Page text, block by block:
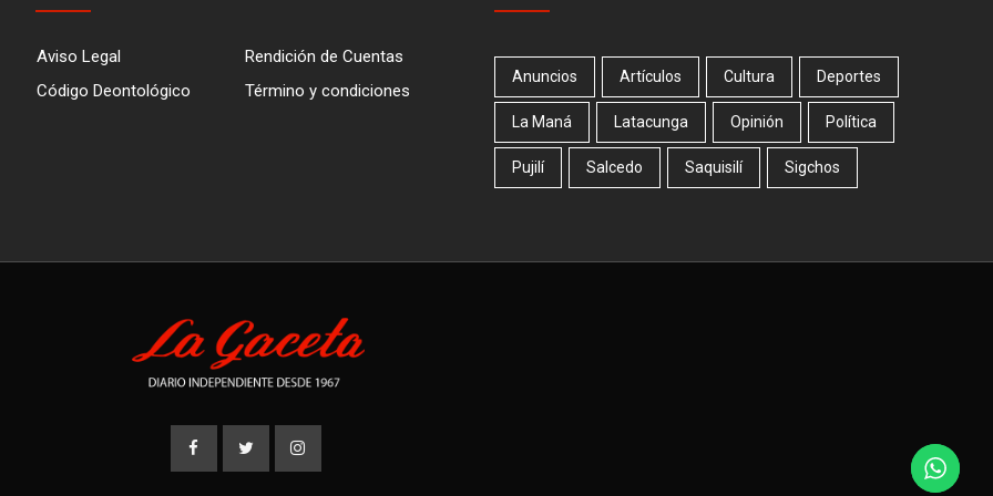
Aviso Legal
Rendición de Cuentas
Código Deontológico
Término y condiciones
Anuncios Artículos Cultura Deportes
La Maná Latacunga Opinión Política
Pujilí Salcedo Saquisilí Sigchos